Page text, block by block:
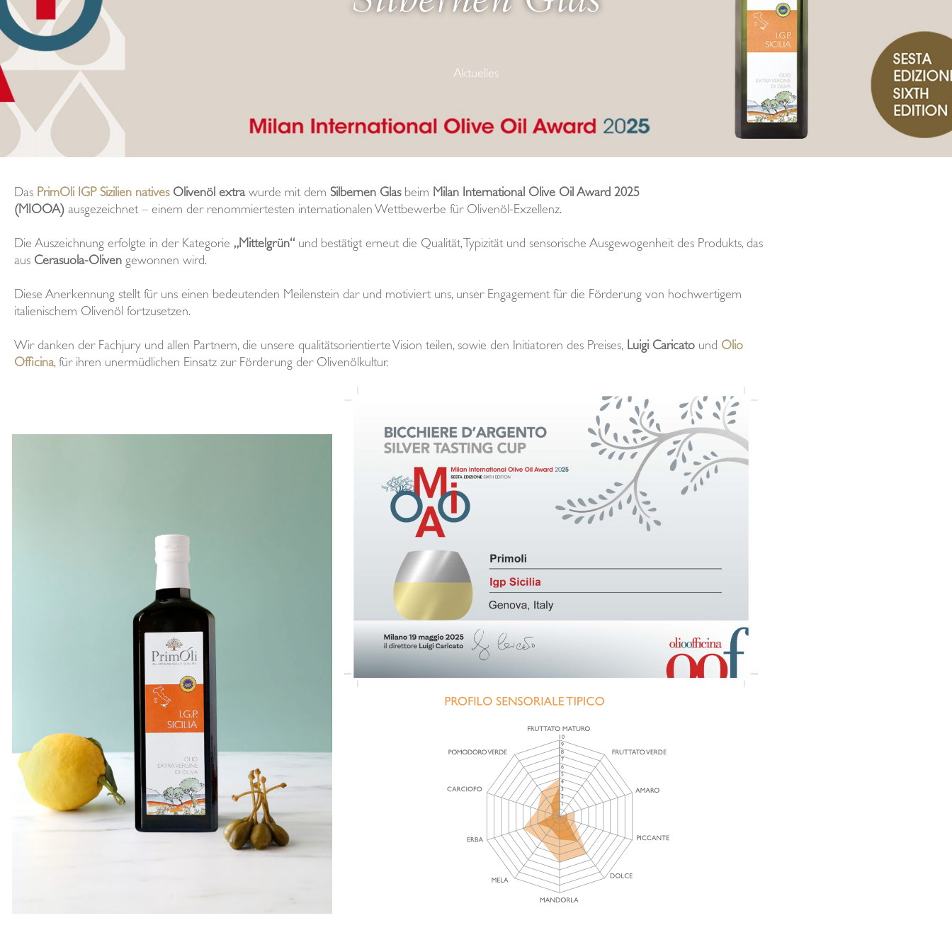
Aktuelles
Das PrimOli IGP Sizilien nativesOlivenöl extrawurde mit dem Silbernen Glasbeim Milan International Olive Oil Award 2025
(MIOOA) ausgezeichnet – einem der renommiertesten internationalen Wettbewerbe für Olivenöl-Exzellenz.
Die Auszeichnung erfolgte in der Kategorie „Mittelgrün“ und bestätigt erneut die Qualität, Typizität und sensorische Ausgewogenheit des Produkts, das
aus Cerasuola-Oliven gewonnen wird.
Diese Anerkennung stellt für uns einen bedeutenden Meilenstein dar und motiviert uns, unser Engagement für die Förderung von hochwertigem
italienischem Olivenöl fortzusetzen.
Wir danken der Fachjury und allen Partnern, die unsere qualitätsorientierte Vision teilen, sowie den Initiatoren des Preises, Luigi Caricato und Olio
Officina, für ihren unermüdlichen Einsatz zur Förderung der Olivenölkultur.